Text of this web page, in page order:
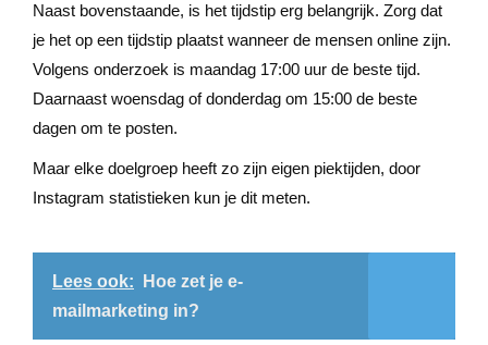
Naast bovenstaande, is het tijdstip erg belangrijk. Zorg dat
je het op een tijdstip plaatst wanneer de mensen online zijn.
Volgens onderzoek is maandag 17:00 uur de beste tijd.
Daarnaast woensdag of donderdag om 15:00 de beste
dagen om te posten.
Maar elke doelgroep heeft zo zijn eigen piektijden, door
Instagram statistieken kun je dit meten.
Lees ook:
Hoe zet je e-
mailmarketing in?